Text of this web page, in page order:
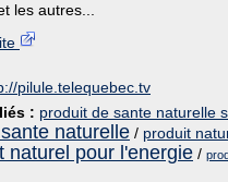
les autres...
pilule.telequebec.tv
: produit de sante naturelle
naturelle / produit
naturel pour l'energie /